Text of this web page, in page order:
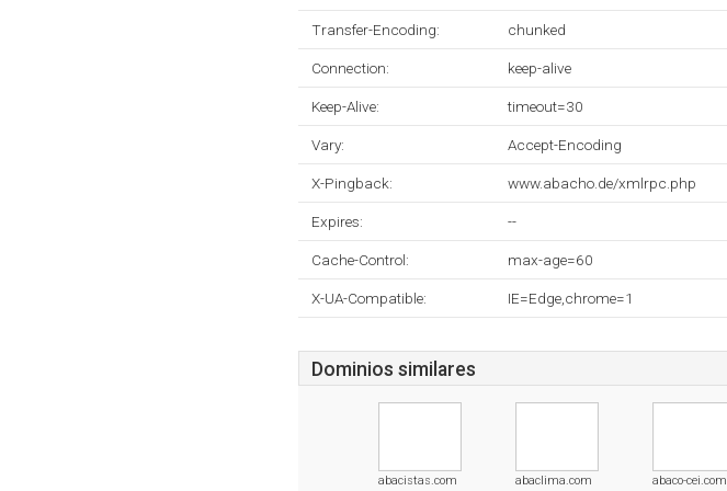
Transfer-Encoding: chunked
Connection: keep-alive
Keep-Alive: timeout=30
Vary: Accept-Encoding
X-Pingback: www.abacho.de/xmlrpc.php
Expires: --
Cache-Control: max-age=60
X-UA-Compatible: IE=Edge,chrome=1
Dominios similares
abacistas.com abaclima.com abaco-cei.com